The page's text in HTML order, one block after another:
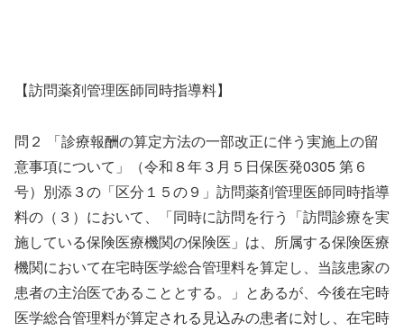
【訪問薬剤管理医師同時指導料】
問２ 「診療報酬の算定方法の一部改正に伴う実施上の留
意事項について」（令和８年３月５日保医発0305 第６
号）別添３の「区分１５の９」訪問薬剤管理医師同時指導
料の（３）において、「同時に訪問を行う「訪問診療を実
施している保険医療機関の保険医」は、所属する保険医療
機関において在宅時医学総合管理料を算定し、当該患家の
患者の主治医であることとする。」とあるが、今後在宅時
医学総合管理料が算定される見込みの患者に対し、在宅時